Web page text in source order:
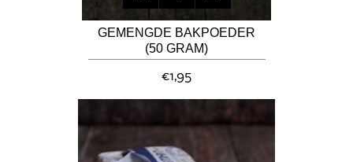
GEMENGDE BAKPOEDER
(50 GRAM)
€1,95